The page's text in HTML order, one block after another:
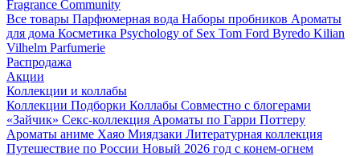
Fragrance Community
Все товары Парфюмерная вода Наборы пробников Ароматы
для дома Косметика Psychology of Sex Tom Ford Byredo Kilian
Vilhelm Parfumerie
Распродажа
Акции
Коллекции и коллабы
Коллекции Подборки Коллабы Совместно с блогерами
«Зайчик» Секс-коллекция Ароматы по Гарри Поттеру
Ароматы аниме Хаяо Миядзаки Литературная коллекция
Путешествие по России Новый 2026 год с конем-огнем